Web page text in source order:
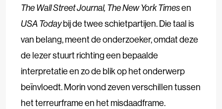
The Wall Street Journal, The New York Timesen
USA Todaybij de twee schietpartijen. Die taal is
van belang, meent de onderzoeker, omdat deze
de lezer stuurt richting een bepaalde
interpretatie en zo de blik op het onderwerp
beïnvloedt. Morin vond zeven verschillen tussen
het terreurframe en het misdaadframe.